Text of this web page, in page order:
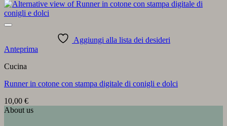
Aggiungi alla lista dei desideri
Anteprima
Cucina
Runner in cotone con stampa digitale di conigli e dolci
10,00 €
About us